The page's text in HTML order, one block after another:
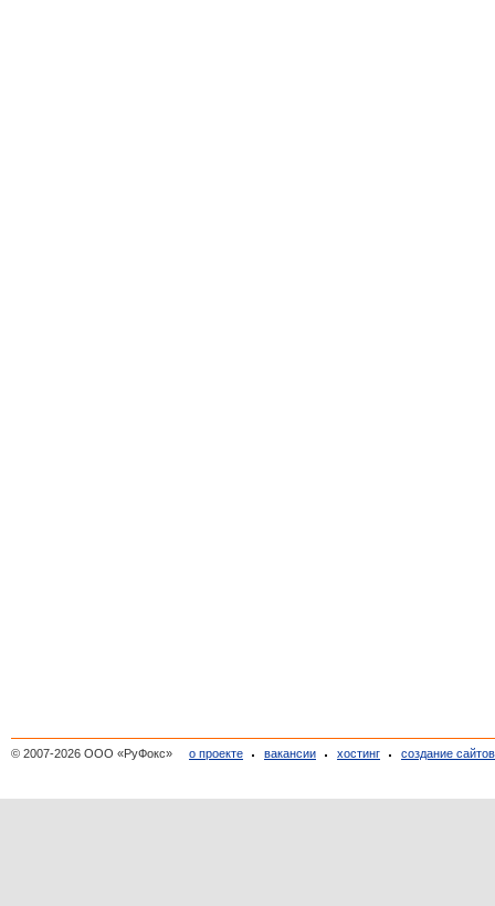
© 2007-2026 ООО «РуФокс» о проекте вакансии хостинг создание сайтов